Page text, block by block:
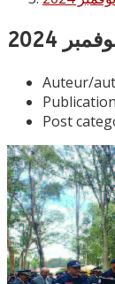
Auteur/
Post